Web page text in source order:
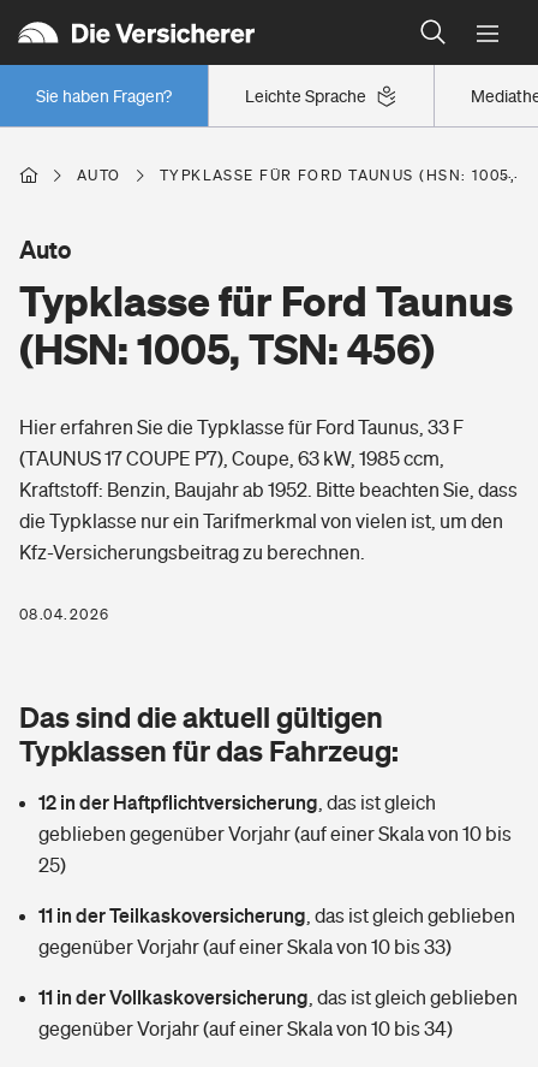
Leichte Sprache
Sie haben Fragen?
Wer versichert was: Jetzt Versicherer finden
Regionalklassen: So ist Ihre Region eingestuft
Wer versichert was: Jetzt Versicherer finden
Berufsunfähigkeitsversicherung
Erwerbsunfähigkeitsversicherung
Grundfähigkeitsversicherung
Arbeitsrechtsschutz
Berufshaftpflichtversicherung
Zur Übersicht
Tools
Wer versichert was: Jetzt Versicherer finden
Sie haben Fragen?
Wohnen
Elementarversicherung
Glasversicherung
Mietkautionsversicherung
Restkreditversicherung
Freizeit
Pri­vate Haft­pflicht­
Kinderunfall­ver­si­che­rung
Kinderinvalidität
Hundehalter-Haftpflicht
Gesundheit
Private Krankenversicherung
Dread-Disease-Versicherung
Tierkrankenversicherung
Zur Übersicht
Tools
Wer versichert was: Jetzt Versicherer finden
AUTO TYPKLASSE FÜR FORD TAUNUS (HSN: 1005,
Typklasse für Ford Taunus
(HSN: 1005, TSN: 456)
Auto
Hier erfahren Sie die Typklasse für Ford Taunus, 33 F
(TAUNUS 17 COUPE P7), Coupe, 63 kW, 1985 ccm,
Kraftstoff: Benzin, Baujahr ab 1952. Bitte beachten Sie, dass
die Typklasse nur ein Tarifmerkmal von vielen ist, um den
Kfz-Versicherungsbeitrag zu berechnen.
08.04.2026
Das sind die aktuell gültigen
Typklassen für das Fahrzeug:
12 in der Haftpflichtversicherung das ist gleich
geblieben gegenüber Vorjahr (auf einer Skala von 10 bis
25)
11 in der Teilkaskoversicherung das ist gleich geblieben
gegenüber Vorjahr (auf einer Skala von 10 bis 33)
11 in der Vollkaskoversicherung das ist gleich geblieben
gegenüber Vorjahr (auf einer Skala von 10 bis 34)